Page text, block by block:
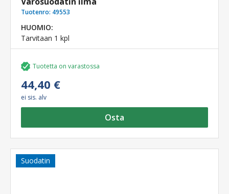
Tuotenro: 49553
HUOMIO:
Tarvitaan 1 kpl
Tuotetta on varastossa
44,40 €
ei sis. alv
Osta
Suodatin